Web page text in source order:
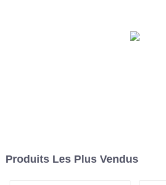
Produits Les Plus Vendus